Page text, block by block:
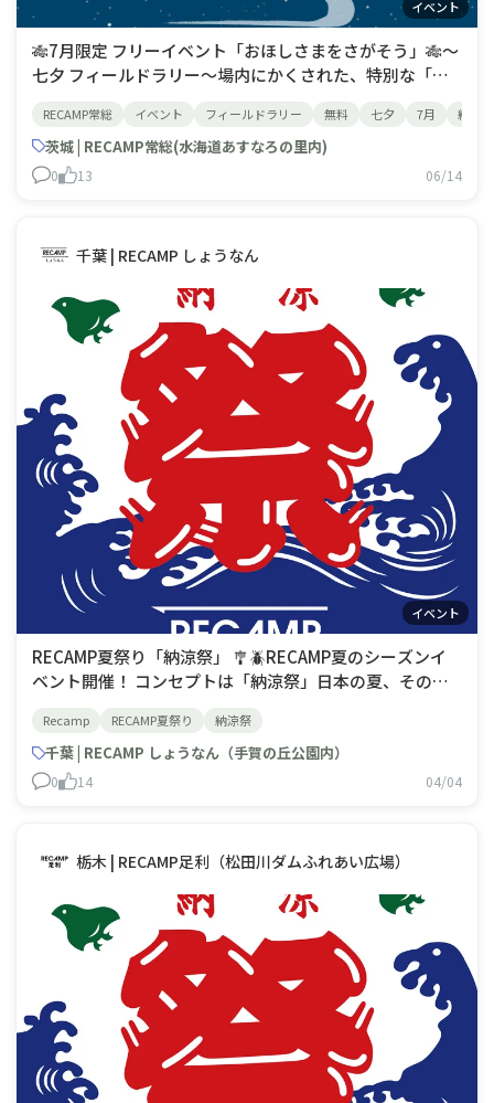
イベント
🎋7月限定 フリーイベント「おほしさまをさがそう」🎋〜
七夕 フィールドラリー〜場内にかくされた、特別な「お
かったら、受付にきてね！正解で景品をゲット🎁参加は無
料。お子さまから大人まで、気軽に楽しめる七夕の限定イ
ベントです。キャンプの合間やお散歩がて
RECAMP常総 イベント フィールドラリー 無料 七夕 7月 納涼祭
茨城 | RECAMP常総(水海道あすなろの里内)
0 13 06/14
千葉 | RECAMP しょうなん
イベント
RECAMP夏祭り「納涼祭」 🎐🪲RECAMP夏のシーズンイ
ベント開催！ コンセプトは「納涼祭」日本の夏、その暑
はただ涼しい場所で過ごすだけでなく季節の美を感じる瞬
間(涼を嗜む)として受け継がれ、大切にされています。伝
わる風習と、豊かな自然とのふれあい(五感)を通じて訪れ
Recamp RECAMP夏祭り 納涼祭
千葉 | RECAMP しょうなん（手賀の丘公園内）
0 14 04/04
栃木 | RECAMP足利（松田川ダムふれあい広場）